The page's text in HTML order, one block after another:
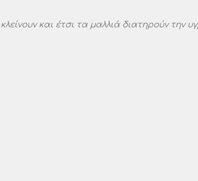
και έτσι τα μαλλιά διατηρούν την